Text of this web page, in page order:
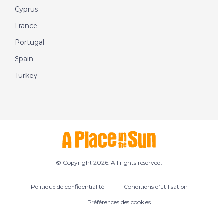
Cyprus
France
Portugal
Spain
Turkey
© Copyright 2026. All rights reserved.
Politique de confidentialité Conditions d’utilisation
Préférences des cookies